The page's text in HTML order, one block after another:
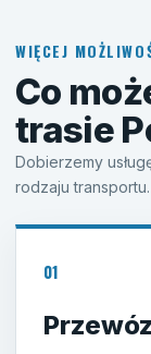
WIĘCEJ
Co
trasie
Dobierzemy
rodzaju transportu.
01